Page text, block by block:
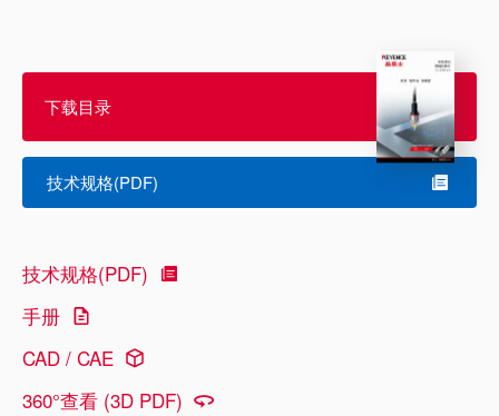
下载目录
技术规格(PDF)
技术规格(PDF)
手册
CAD / CAE
360°查看 (3D PDF)